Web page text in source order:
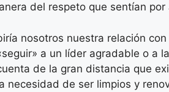
del respeto que sentían
nosotros nuestra relación
a un líder agradable o a
de la gran distancia que
necesidad de ser limpios y